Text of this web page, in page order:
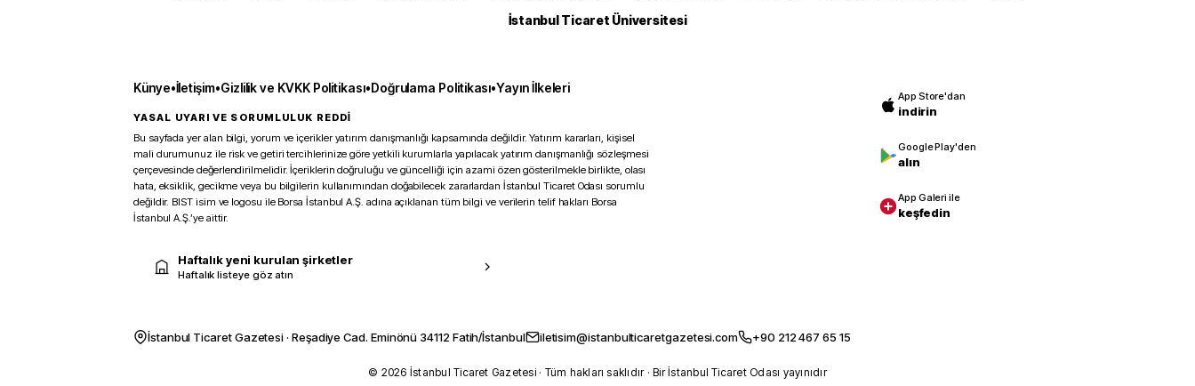
İstanbul Ticaret Üniversitesi
Künye•İletişim•Gizlilik ve KVKK Politikası•Doğrulama Politikası•Yayın İlkeleri
YASAL UYARI VE SORUMLULUK REDDİ
Bu sayfada yer alan bilgi, yorum ve içerikler yatırım danışmanlığı kapsamında değildir. Yatırım kararları, kişisel
mali durumunuz ile risk ve getiri tercihlerinize göre yetkili kurumlarla yapılacak yatırım danışmanlığı sözleşmesi
çerçevesinde değerlendirilmelidir. İçeriklerin doğruluğu ve güncelliği için azami özen gösterilmekle birlikte, olası
hata, eksiklik, gecikme veya bu bilgilerin kullanımından doğabilecek zararlardan İstanbul Ticaret Odası sorumlu
değildir. BIST isim ve logosu ile Borsa İstanbul A.Ş. adına açıklanan tüm bilgi ve verilerin telif hakları Borsa
İstanbul A.Ş.’ye aittir.
Haftalık yeni kurulan şirketler
Haftalık listeye göz atın
App Store'dan
indirin
Google Play'den
alın
App Galeri ile
keşfedin
İstanbul Ticaret Gazetesi · Reşadiye Cad. Eminönü 34112 Fatih/İstanbul iletisim@istanbulticaretgazetesi.com +90 212 467 65 15
© 2026 İstanbul Ticaret Gazetesi · Tüm hakları saklıdır · Bir İstanbul Ticaret Odası yayınıdır